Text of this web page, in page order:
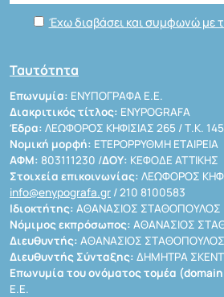
Έχω διαβάσει και συμφωνώ με
Ταυτότητα
Επωνυμία: ΕΝΥΠΟΓΡΑΦΑ Ε.Ε.
Διακριτικός τίτλος: ENYPOGRAFA
Έδρα: ΛΕΩΦΟΡΟΣ ΚΗΦΙΣΙΑΣ 265 / Τ.Κ.
Νομική μορφή: ΕΤΕΡΟΡΡΥΘΜΗ ΕΤΑΙΡΕΙΑ
ΑΦΜ: 803111230 /ΔΟΥ: ΚΕΦΟΔΕ ΑΤΤΙΚΗΣ
Στοιχεία επικοινωνίας: ΛΕΩΦΟΡΟΣ
info@enypografa.gr / 210 8100583
Ιδιοκτήτης: ΑΘΑΝΑΣΙΟΣ ΣΤΑΘΟΠΟΥΛΟΣ
Νόμιμος εκπρόσωπος: ΑΘΑΝΑΣΙΟΣ
Διευθυντής: ΑΘΑΝΑΣΙΟΣ ΣΤΑΘΟΠΟΥΛΟΣ
Διευθυντής Σύνταξης: ΔΗΜΗΤΡΑ
Επωνυμία του ονόματος τομέα
Ε.Ε.